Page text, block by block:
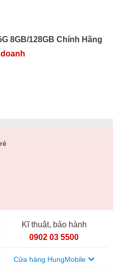
8GB/128GB Chính Hãng
Kĩ thuật, bảo hành
0902 03 5500
Cửa hàng HungMobile